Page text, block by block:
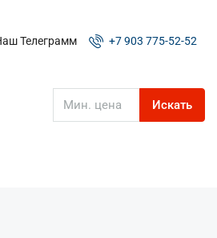
Телеграмм +7 903 775-52-52
Искать